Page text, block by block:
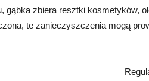
gąbka zbiera resztki kosmetyków,
te zanieczyszczenia mogą